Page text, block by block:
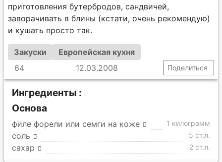
приготовления бутербродов, сандвичей,
заворачивать в блины (кстати, очень рекомендую)
и кушать просто так.
Закуски
Европейская кухня
64
12.03.2008 Поделиться
Ингредиенты :
Основа
филе форели или семги на коже 1 килограмм
соль 5 ст.л.
сахар 2 ст.л.